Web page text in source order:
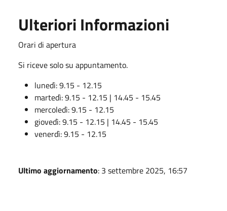
Ulteriori Informazioni
Orari di apertura
Si riceve solo su appuntamento.
lunedì: 9.15 - 12.15
martedì: 9.15 - 12.15 | 14.45 - 15.45
mercoledì: 9.15 - 12.15
giovedì: 9.15 - 12.15 | 14.45 - 15.45
venerdì: 9.15 - 12.15
Ultimo aggiornamento: 3 settembre 2025, 16:57